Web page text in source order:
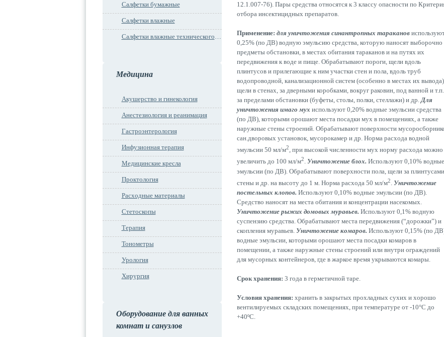
Салфетки бумажные
Салфетки влажные
Салфетки влажные технического назначения
Медицина
Акушерство и гинекология
Анестезиология и реанимация
Гастроэнтерология
Инфузионная терапия
Медицинские кресла
Проктология
Расходные материалы
Стетоскопы
Терапия
Тонометры
Урология
Хирургия
Оборудование для ванных
комнат и санузлов
12.1.007-76). Пары средства относятся к 3 классу опасности по
отбора инсектицидных препаратов.
Применение: для уничтожения синантропных тараканов
0,25% (по ДВ) водную эмульсию средства, которую наносят выборочно
предметы обстановки, в местах обитания тараканов и на путях их
передвижения к воде и пище. Обрабатывают пороги, щели вдоль
плинтусов и прилегающие к ним участки стен и пола, вдоль труб
водопроводной, канализационной систем (особенно в местах их
щели в стенах, за дверными коробками, вокруг раковин, под ванной и
за пределами обстановки (буфеты, столы, полки, стеллажи) и др.Для
уничтожения имаго мух используют 0,20% водные эмульсии средства
(по ДВ), которыми орошают места посадки мух в помещениях, а также
наружные стены строений. Обрабатывают поверхности
сан.дворовых установок, мусорокамер и др. Норма расхода водной
эмульсии 50 мл/м2, при высокой численности мух норму расхода можно
увеличить до 100 мл/м2. Уничтожение блох. Используют 0,10% водные
эмульсии (по ДВ). Обрабатывают поверхности пола, щели за плинтусами,
стены и др. на высоту до 1 м. Норма расхода 50 мл/м2
Уничтожение
постельных клопов. Используют 0,10% водные эмульсии (по ДВ).
Средство наносят на места обитания и концентрации насекомых.
Уничтожение рыжих домовых муравьев. Используют 0,1% водную
суспензию средства. Обрабатывают места передвижения (“дорожки”) и
скопления муравьев. Уничтожение комаров. Используют 0,15% (по
водные эмульсии, которыми орошают места посадки комаров в
помещении, а также наружные стены строений или внутри ограждений
для мусорных контейнеров, где в жаркое время укрываются комары.
Срок хранения: 3 года в герметичной таре.
Условия хранения: хранить в закрытых прохладных сухих и хорошо
вентилируемых складских помещениях, при температуре от -10°С до
+40ºС.